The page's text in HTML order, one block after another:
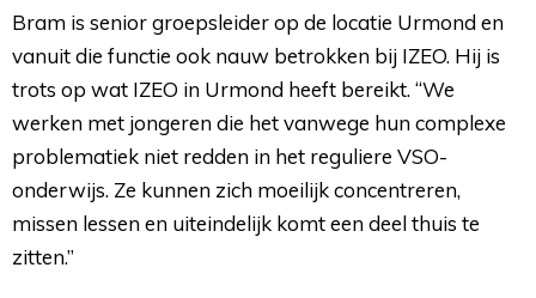
Bram is senior groepsleider op de locatie Urmond en
vanuit die functie ook nauw betrokken bij IZEO. Hij is
trots op wat IZEO in Urmond heeft bereikt. “We
werken met jongeren die het vanwege hun complexe
problematiek niet redden in het reguliere VSO-
onderwijs. Ze kunnen zich moeilijk concentreren,
missen lessen en uiteindelijk komt een deel thuis te
zitten.”